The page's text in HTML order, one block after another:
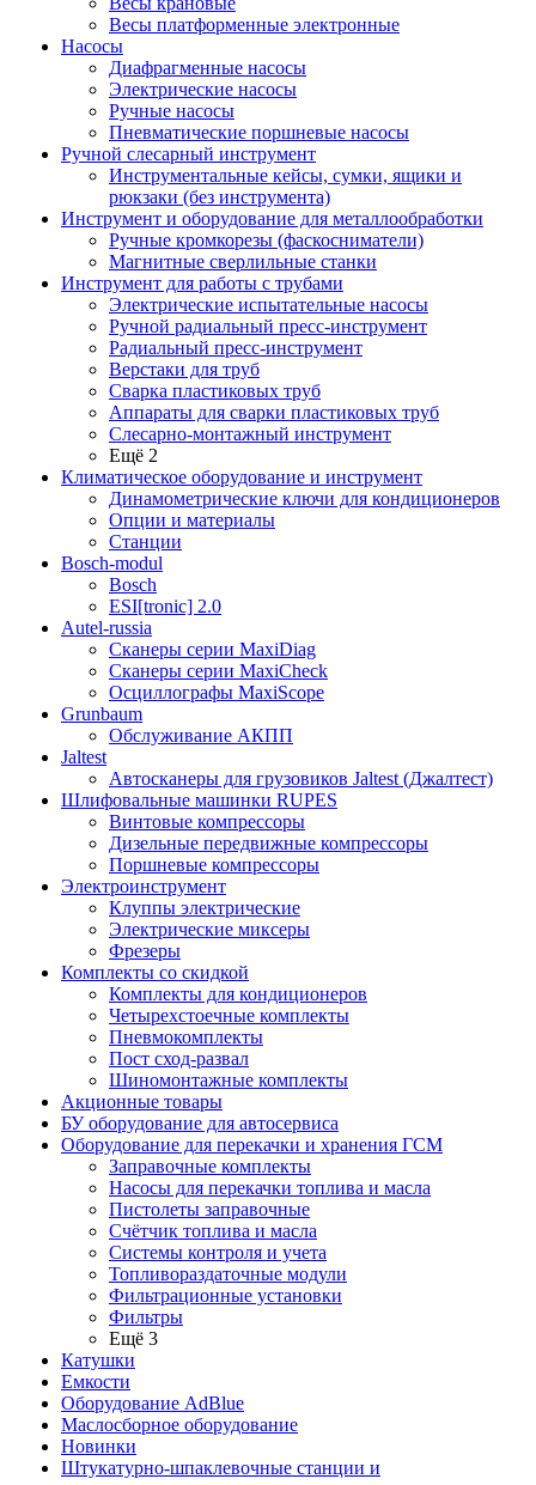
Весы платформенные электронные
Насосы
Диафрагменные насосы
Электрические насосы
Ручные насосы
Пневматические поршневые насосы
Ручной слесарный инструмент
Инструментальные кейсы, сумки, ящики и
рюкзаки (без инструмента)
Инструмент и оборудование для металлообработки
Ручные кромкорезы (фаскосниматели)
Магнитные сверлильные станки
Инструмент для работы с трубами
Электрические испытательные насосы
Ручной радиальный пресс-инструмент
Радиальный пресс-инструмент
Верстаки для труб
Сварка пластиковых труб
Аппараты для сварки пластиковых труб
Слесарно-монтажный инструмент
Ещё 2
Климатическое оборудование и инструмент
Динамометрические ключи для кондиционеров
Опции и материалы
Станции
Bosch-modul
Bosch
ESI[tronic] 2.0
Autel-russia
Сканеры серии MaxiDiag
Сканеры серии MaxiCheck
Осциллографы MaxiScope
Grunbaum
Обслуживание АКПП
Jaltest
Автосканеры для грузовиков Jaltest (Джалтест)
Шлифовальные машинки RUPES
Винтовые компрессоры
Дизельные передвижные компрессоры
Поршневые компрессоры
Электроинструмент
Клуппы электрические
Электрические миксеры
Фрезеры
Комплекты со скидкой
Комплекты для кондиционеров
Четырехстоечные комплекты
Пневмокомплекты
Пост сход-развал
Шиномонтажные комплекты
Акционные товары
БУ оборудование для автосервиса
Оборудование для перекачки и хранения ГСМ
Заправочные комплекты
Насосы для перекачки топлива и масла
Пистолеты заправочные
Счётчик топлива и масла
Системы контроля и учета
Топливораздаточные модули
Фильтрационные установки
Фильтры
Ещё 3
Катушки
Емкости
Оборудование AdBlue
Маслосборное оборудование
Новинки
Штукатурно-шпаклевочные станции и